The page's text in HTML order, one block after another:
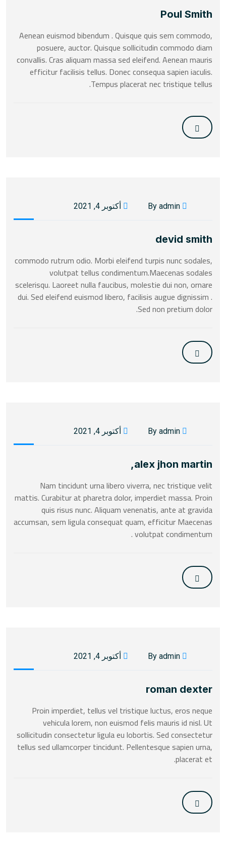
Poul Smith
Aenean euismod bibendum . Quisque quis sem commodo,
posuere, auctor. Quisque sollicitudin commodo diam
convallis. Cras aliquam massa sed eleifend. Aenean mauris
efficitur facilisis tellus. Donec consequa sapien iaculis.
Tempus placerat nec tristique tellus.
أكتوبر 4, 2021
devid smith
commodo rutrum odio. Morbi eleifend turpis nunc sodales,
volutpat tellus condimentum.Maecenas sodales
scelerisqu. Laoreet nulla faucibus, molestie dui non, ornare
dui. Sed eleifend euismod libero, facilisis augue dignissim .
Sed non pretium dolor.
أكتوبر 4, 2021
alex jhon martin,
Nam tincidunt urna libero viverra, nec tristique velit
mattis. Curabitur at pharetra dolor, imperdiet massa. Proin
quis risus nunc. Aliquam venenatis, ante at gravida
accumsan, sem ligula consequat quam, efficitur Maecenas
volutpat condimentum .
أكتوبر 4, 2021
roman dexter
Proin imperdiet, tellus vel tristique luctus, eros neque
vehicula lorem, non euismod felis mauris id nisl. Ut
sollicitudin consectetur ligula eu lobortis. Sed consectetur
tellus sed ullamcorper tincidunt. Pellentesque sapien urna,
placerat et.